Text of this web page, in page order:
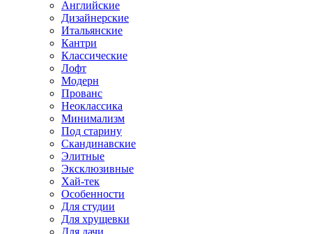
Английские
Дизайнерские
Итальянские
Кантри
Классические
Лофт
Модерн
Прованс
Неоклассика
Минимализм
Под старину
Скандинавские
Элитные
Эксклюзивные
Хай-тек
Особенности
Для студии
Для хрущевки
Для дачи